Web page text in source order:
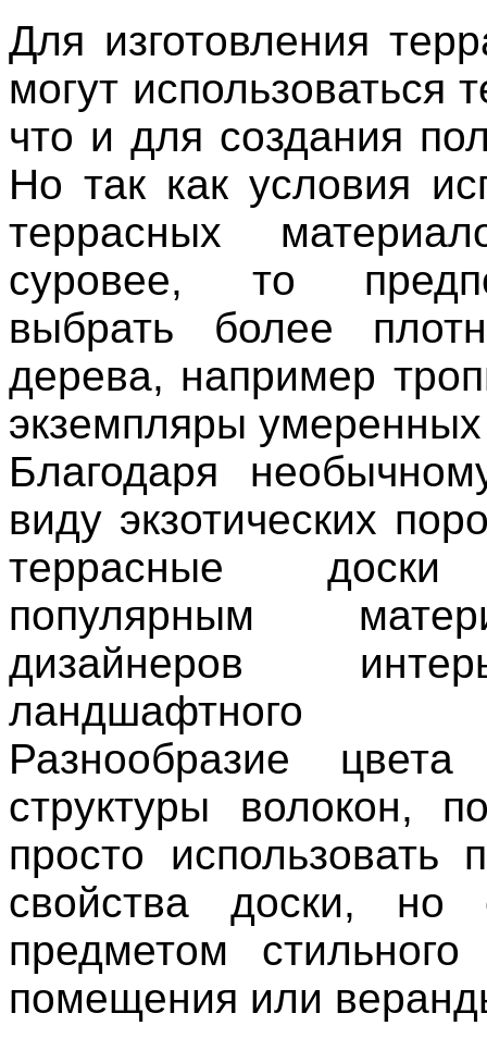
Для изготовления
могут использоваться
что и для создания
Но так как условия
террасных
суровее, то
выбрать более
дерева, например
экземпляры
Благодаря
виду экзотических
террасные доски
популярным
дизайнеров
ландшафтного
Разнообразие
структуры волокон,
просто использовать
свойства доски, но
предметом стильного
помещения или